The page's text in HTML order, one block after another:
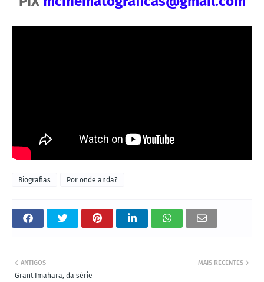
Biografias Por onde anda?
MAIS RECENTES
ANTIGOS
Grant Imahara, da série